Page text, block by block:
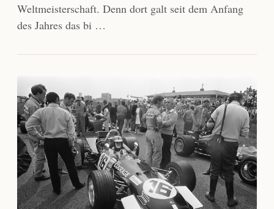
Weltmeisterschaft. Denn dort galt seit dem Anfang
des Jahres das bi …